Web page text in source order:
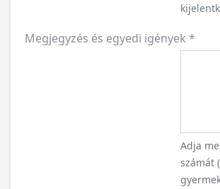
Megjegyzés és egyedi igények *
Adja
számát